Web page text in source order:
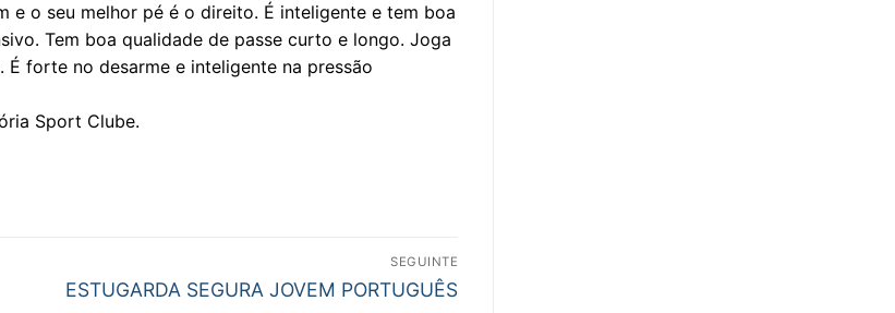
e o seu melhor pé é o direito. É inteligente e tem boa
Tem boa qualidade de passe curto e longo. Joga
forte no desarme e inteligente na pressão
Sport Clube.
SEGUINTE
Next
ESTUGARDA SEGURA JOVEM PORTUGUÊS